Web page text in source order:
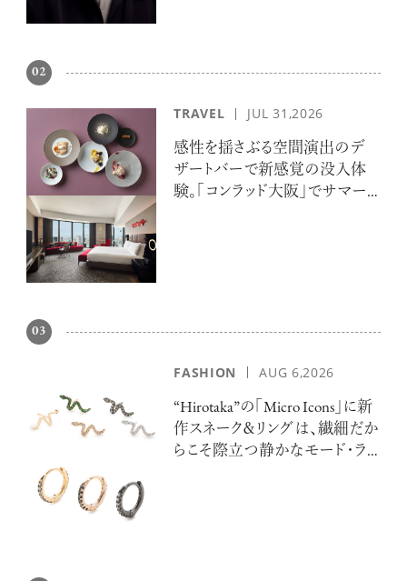
02
TRAVEL JUL 31,2026
感性を揺さぶる空間演出のデ
ザートバーで新感覚の没入体
験。「コンラッド大阪」でサマー
03
FASHION AUG 6,2026
“Hirotaka”の「Micro Icons」に新
作スネーク＆リングは、繊細だか
らこそ際立つ静かなモード・ラ